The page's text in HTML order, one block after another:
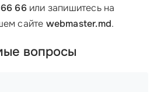
66или запишитесь на
сайте webmaster.md.
вопросы